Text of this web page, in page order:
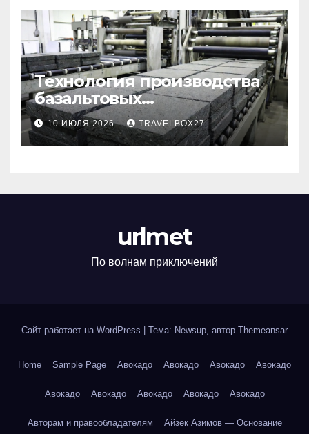
Технология производства
базальтовых
теплоизоляционных плит
по ГОСТ
10 ИЮЛЯ 2026 TRAVELBOX27_
urlmet
По волнам приключений
Сайт работает на WordPress Тема: Newsup, автор Themeansar
Home Sample Page Авокадо Авокадо Авокадо Авокадо
Авокадо Авокадо Авокадо Авокадо Авокадо
Авторам и правообладателям Айзек Азимов — Основание